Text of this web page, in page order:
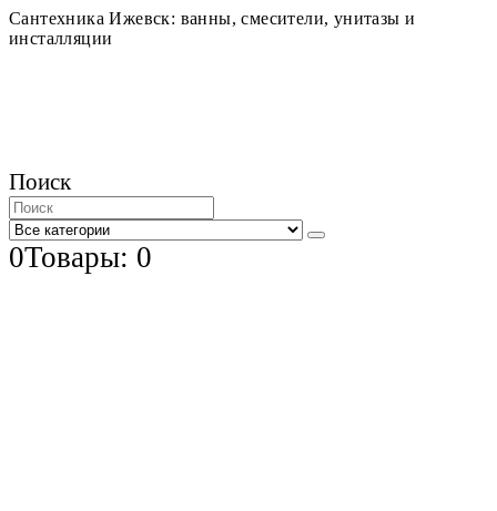
Сантехника Ижевск: ванны, смесители, унитазы и
инсталляции
Поиск
0Товары: 0